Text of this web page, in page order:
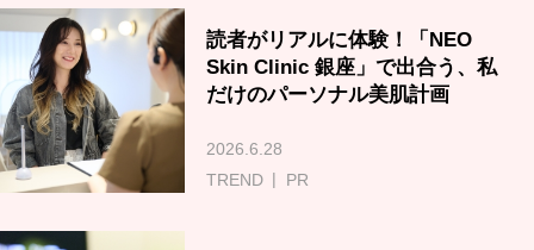
読者がリアルに体験！「NEO
Skin Clinic 銀座」で出合う、私
だけのパーソナル美肌計画
2026.6.28
TREND
PR